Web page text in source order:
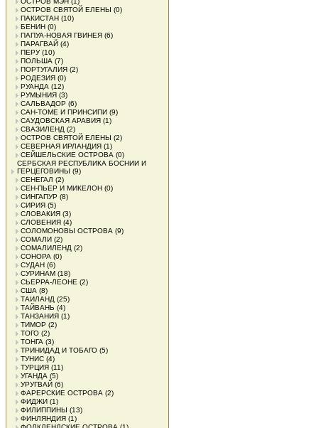
ОСТРОВ СВЯТОЙ ЕЛЕНЫ (0)
ПАКИСТАН (10)
БЕНИН (0)
ПАПУА-НОВАЯ ГВИНЕЯ (6)
ПАРАГВАЙ (4)
ПЕРУ(10)
ПОЛЬША (7)
ПОРТУГАЛИЯ (2)
РОДЕЗИЯ (0)
РУАНДА (12)
РУМЫНИЯ (3)
САЛЬВАДОР (6)
САН-ТОМЕ И ПРИНСИПИ (9)
САУДОВСКАЯ АРАВИЯ (1)
СВАЗИЛЕНД (2)
ОСТРОВ СВЯТОЙ ЕЛЕНЫ (2)
СЕВЕРНАЯ ИРЛАНДИЯ (1)
СЕЙШЕЛЬСКИЕ ОСТРОВА (0)
СЕРБСКАЯ РЕСПУБЛИКА БОСНИИ И
ГЕРЦЕГОВИНЫ (9)
СЕНЕГАЛ (2)
СЕН-ПЬЕР И МИКЕЛОН (0)
СИНГАПУР (8)
СИРИЯ (5)
СЛОВАКИЯ (3)
СЛОВЕНИЯ (4)
СОЛОМОНОВЫ ОСТРОВА (9)
СОМАЛИ (2)
СОМАЛИЛЕНД (2)
СОНОРА (0)
СУДАН (6)
СУРИНАМ (18)
СЬЕРРА-ЛЕОНЕ (2)
США (8)
ТАИЛАНД (25)
ТАЙВАНЬ (4)
ТАНЗАНИЯ (1)
ТИМОР (2)
ТОГО (2)
ТОНГА (3)
ТРИНИДАД И ТОБАГО (5)
ТУНИС (4)
ТУРЦИЯ (11)
УГАНДА (5)
УРУГВАЙ (6)
ФАРЕРСКИЕ ОСТРОВА (2)
ФИДЖИ (1)
ФИЛИППИНЫ (13)
ФИНЛЯНДИЯ (1)